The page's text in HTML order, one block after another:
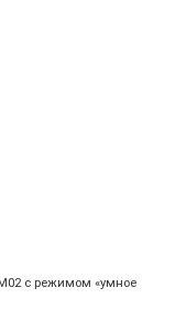
с режимом «умное